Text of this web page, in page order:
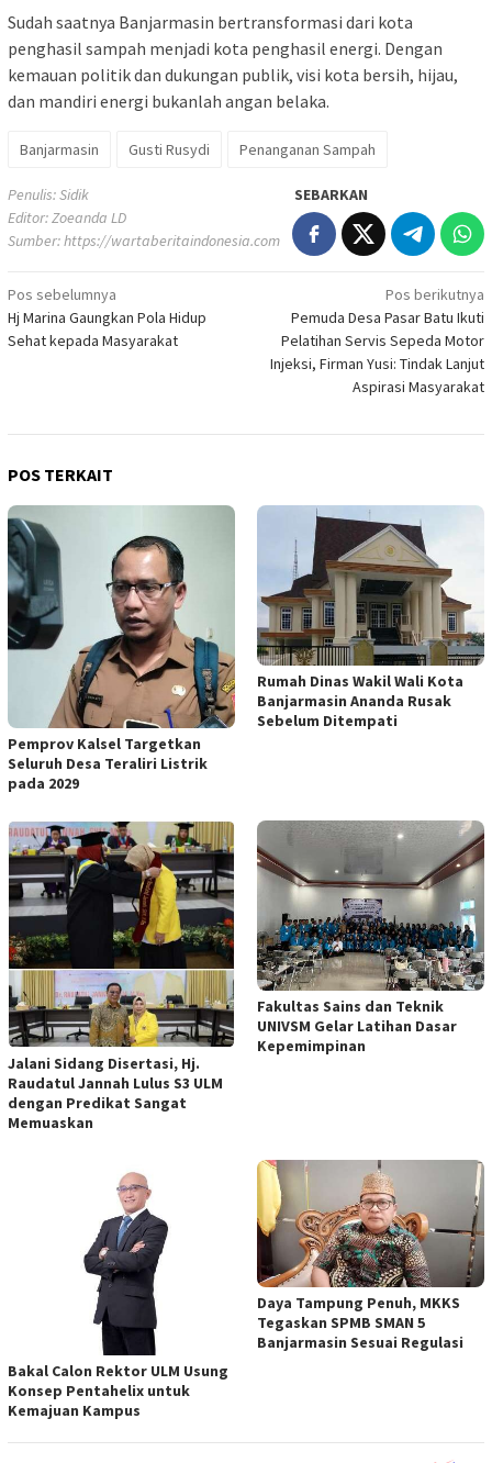
Sudah saatnya Banjarmasin bertransformasi dari kota
penghasil sampah menjadi kota penghasil energi. Dengan
kemauan politik dan dukungan publik, visi kota bersih, hijau,
dan mandiri energi bukanlah angan belaka.
Banjarmasin Gusti Rusydi Penanganan Sampah
Penulis: Sidik
Editor: Zoeanda LD
Sumber:https://wartaberitaindonesia.com
SEBARKAN
Navigasi
pos
Pos sebelumnya
Hj Marina Gaungkan Pola Hidup
Sehat kepada Masyarakat
Pos berikutnya
Pemuda Desa Pasar Batu Ikuti
Pelatihan Servis Sepeda Motor
Injeksi, Firman Yusi: Tindak Lanjut
Aspirasi Masyarakat
POS TERKAIT
Pemprov Kalsel Targetkan
Seluruh Desa Teraliri Listrik
pada 2029
Rumah Dinas Wakil Wali Kota
Banjarmasin Ananda Rusak
Sebelum Ditempati
Jalani Sidang Disertasi, Hj.
Raudatul Jannah Lulus S3 ULM
dengan Predikat Sangat
Memuaskan
Fakultas Sains dan Teknik
UNIVSM Gelar Latihan Dasar
Kepemimpinan
Bakal Calon Rektor ULM Usung
Konsep Pentahelix untuk
Kemajuan Kampus
Daya Tampung Penuh, MKKS
Tegaskan SPMB SMAN 5
Banjarmasin Sesuai Regulasi